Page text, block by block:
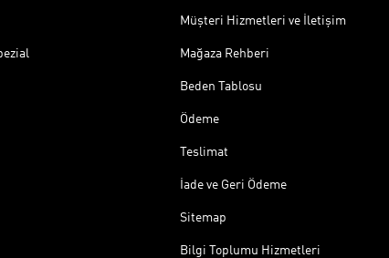
Müşteri Hizmetleri ve İletişim
Mağaza Rehberi
Beden Tablosu
Ödeme
Teslimat
İade ve Geri Ödeme
Sitemap
Bilgi Toplumu Hizmetleri